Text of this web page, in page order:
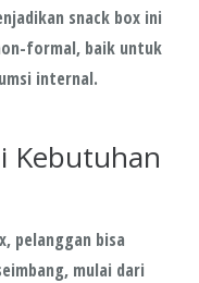
snack box ini
formal, baik untuk
internal.
Kebutuhan
pelanggan bisa
mulai dari